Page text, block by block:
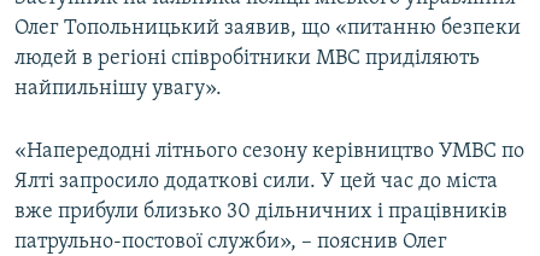
Олег Топольницький заявив, що «питанню безпеки
людей в регіоні співробітники МВС приділяють
найпильнішу увагу».
«Напередодні літнього сезону керівництво УМВС по
Ялті запросило додаткові сили. У цей час до міста
вже прибули близько 30 дільничних і працівників
патрульно-постової служби», – пояснив Олег